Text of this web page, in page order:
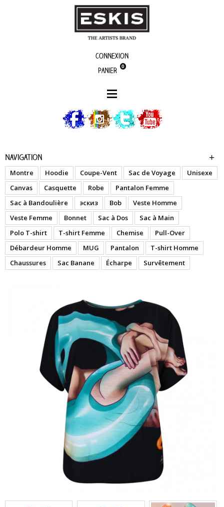
Connexion
Panier
0
boutique
Navigation
Montre Hoodie Coupe-Vent Sac de Voyage
Unisexe
Canvas
Casquette Robe
Pantalon Femme
Sac à Bandoulière
эскиз Bob
Veste Homme
Veste Femme
Bonnet Sac à Dos
Sac à Main
Polo T-shirt
T-shirt Femme Chemise
Pull-Over
Débardeur Homme
MUG Pantalon
T-shirt Homme
Chaussures
Sac Banane Écharpe Survêtement